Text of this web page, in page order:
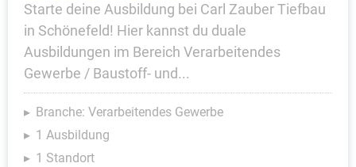
Starte deine Ausbildung bei Carl Zauber Tiefbau
in Schönefeld! Hier kannst du duale
Ausbildungen im Bereich Verarbeitendes
Gewerbe / Baustoff- und...
Branche: Verarbeitendes Gewerbe
1 Ausbildung
1 Standort